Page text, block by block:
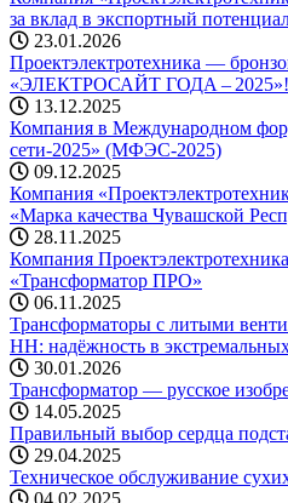
за вклад в экспортный
23.01.2026
Проектэлектротехника —
«ЭЛЕКТРОСАЙТ ГОДА – 2025»!
13.12.2025
Компания в Международном
сети-2025» (МФЭС-2025)
09.12.2025
Компания
«Марка качества Чувашской
28.11.2025
Компания
«Трансформатор ПРО»
06.11.2025
Трансформаторы с литыми
НН: надёжность в
30.01.2026
Трансформатор — русское
14.05.2025
Правильный выбор сердца
29.04.2025
Техническое обслуживание